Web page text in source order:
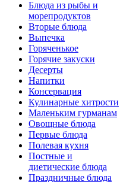
Блюда из рыбы и
морепродуктов
Вторые блюда
Выпечка
Горяченькое
Горячие закуски
Десерты
Напитки
Консервация
Кулинарные хитрости
Маленьким гурманам
Овощные блюда
Первые блюда
Полевая кухня
Постные и
диетические блюда
Праздничные блюда